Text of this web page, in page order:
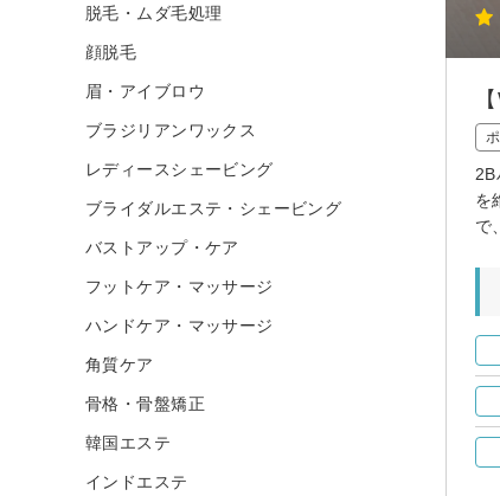
を
で
脱毛・ムダ毛処理
顔脱毛
眉・アイブロウ
ブラジリアンワックス
レディースシェービング
ブライダルエステ・シェービング
バストアップ・ケア
フットケア・マッサージ
ハンドケア・マッサージ
角質ケア
骨格・骨盤矯正
韓国エステ
インドエステ